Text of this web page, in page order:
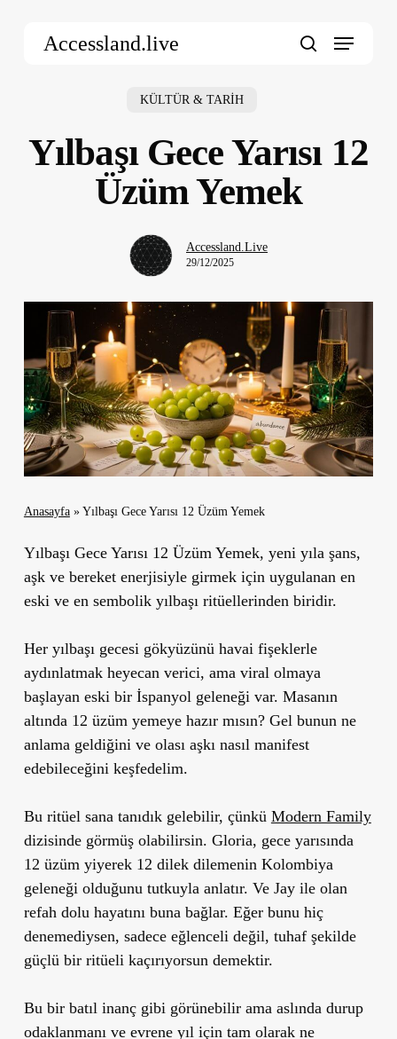
Accessland.live Menu
KÜLTÜR & TARİH
Yılbaşı Gece Yarısı 12
Üzüm Yemek
Accessland.Live
29/12/2025
Anasayfa» Yılbaşı Gece Yarısı 12 Üzüm Yemek
Yılbaşı Gece Yarısı 12 Üzüm Yemek, yeni yıla şans,
aşk ve bereket enerjisiyle girmek için uygulanan en
eski ve en sembolik yılbaşı ritüellerinden biridir.
Her yılbaşı gecesi gökyüzünü havai fişeklerle
aydınlatmak heyecan verici, ama viral olmaya
başlayan eski bir İspanyol geleneği var. Masanın
altında 12 üzüm yemeye hazır mısın? Gel bunun ne
anlama geldiğini ve olası aşkı nasıl manifest
edebileceğini keşfedelim.
Bu ritüel sana tanıdık gelebilir, çünkü Modern Family
dizisinde görmüş olabilirsin. Gloria, gece yarısında
12 üzüm yiyerek 12 dilek dilemenin Kolombiya
geleneği olduğunu tutkuyla anlatır. Ve Jay ile olan
refah dolu hayatını buna bağlar. Eğer bunu hiç
denemediysen, sadece eğlenceli değil, tuhaf şekilde
güçlü bir ritüeli kaçırıyorsun demektir.
Bu bir batıl inanç gibi görünebilir ama aslında durup
odaklanmanı ve evrene yıl için tam olarak ne